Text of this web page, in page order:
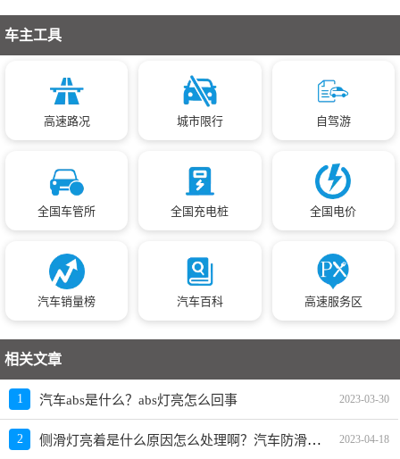
车主工具
高速路况 城市限行 自驾游
全国车管所 全国充电桩 全国电价
汽车销量榜 汽车百科 高速服务区
相关文章
1 汽车abs是什么？abs灯亮怎么回事 2023-03-30
2 侧滑灯亮着是什么原因怎么处理啊？汽车防滑灯亮了是什么原因 2023-04-18